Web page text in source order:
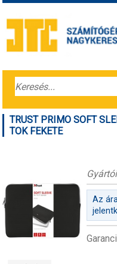
TRUST PRIMO SOFT
TOK FEKETE
Az